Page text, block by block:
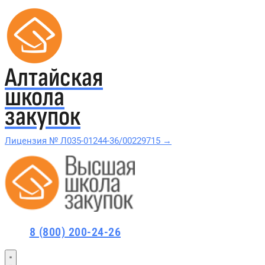
Алтайская
школа
закупок
Лицензия № Л035-01244-36/00229715 →
Проверить в реестре Рособрнадзора →
Курсы по 44-ФЗ
8 (800) 200-24-26